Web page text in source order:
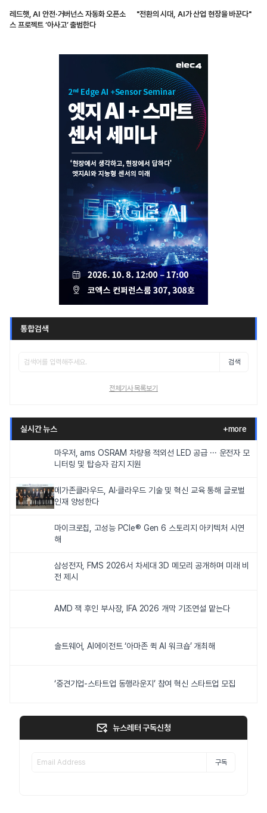
레드햇, AI 안전·거버넌스 자동화 오픈소
스 프로젝트 ‘아사고’ 출범한다
"전환의 시대, AI가 산업 현장을 바꾼다"
통합검색
검색
전체기사 목록보기
실시간 뉴스 +more
마우저, ams OSRAM 차량용 적외선 LED 공급 ··· 운전자 모
니터링 및 탑승자 감지 지원
메가존클라우드, AI·클라우드 기술 및 혁신 교육 통해 글로벌
인재 양성한다
마이크로칩, 고성능 PCIe® Gen 6 스토리지 아키텍처 시연
해
삼성전자, FMS 2026서 차세대 3D 메모리 공개하며 미래 비
전 제시
AMD 잭 후인 부사장, IFA 2026 개막 기조연설 맡는다
솔트웨어, AI에이전트 ‘아마존 퀵 AI 워크숍’ 개최해
‘중견기업-스타트업 동행라운지’ 참여 혁신 스타트업 모집
뉴스레터 구독신청
구독